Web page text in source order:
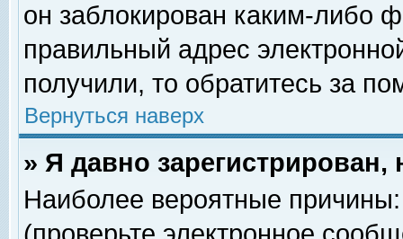
он заблокирован каким-либо
правильный адрес
получили, то обратитесь за
Вернуться наверх
» Я давно
Наиболее вероятные